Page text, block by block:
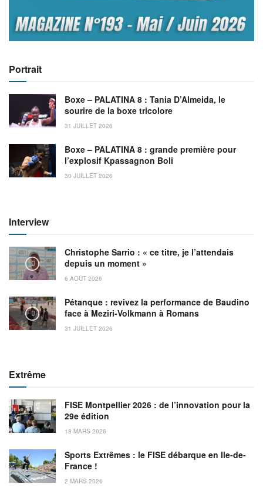
Portrait
Boxe – PALATINA 8 : Tania D’Almeida, le
sourire de la boxe tricolore
31 JUILLET 2026
Boxe – PALATINA 8 : grande première pour
l’explosif Kpassagnon Boli
30 JUILLET 2026
Interview
Christophe Sarrio : « ce titre, je l’attendais
depuis un moment »
6 AOÛT 2026
Pétanque : revivez la performance de Baudino
face à Meziri-Volkmann à Romans
31 JUILLET 2026
Extrême
FISE Montpellier 2026 : de l’innovation pour la
29e édition
18 MARS 2026
Sports Extrêmes : le FISE débarque en Ile-de-
France !
2 MARS 2026